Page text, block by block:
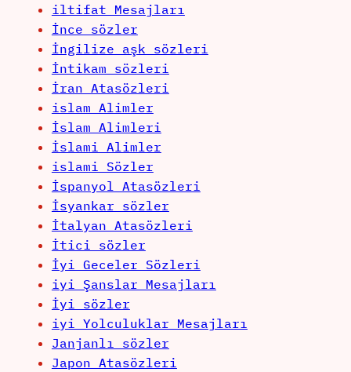
iltifat Mesajları
İnce sözler
İngilize aşk sözleri
İntikam sözleri
İran Atasözleri
islam Alimler
İslam Alimleri
İslami Alimler
islami Sözler
İspanyol Atasözleri
İsyankar sözler
İtalyan Atasözleri
İtici sözler
İyi Geceler Sözleri
iyi Şanslar Mesajları
İyi sözler
iyi Yolculuklar Mesajları
Janjanlı sözler
Japon Atasözleri